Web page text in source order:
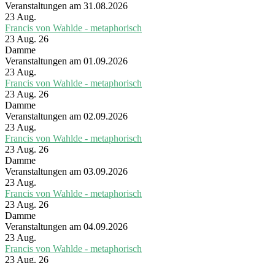
Veranstaltungen am 31.08.2026
23 Aug.
Francis von Wahlde - metaphorisch
23 Aug. 26
Damme
Veranstaltungen am 01.09.2026
23 Aug.
Francis von Wahlde - metaphorisch
23 Aug. 26
Damme
Veranstaltungen am 02.09.2026
23 Aug.
Francis von Wahlde - metaphorisch
23 Aug. 26
Damme
Veranstaltungen am 03.09.2026
23 Aug.
Francis von Wahlde - metaphorisch
23 Aug. 26
Damme
Veranstaltungen am 04.09.2026
23 Aug.
Francis von Wahlde - metaphorisch
23 Aug. 26